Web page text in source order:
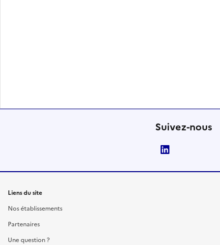
Suivez-nous
Liens du site
Nos établissements
Partenaires
Une question ?